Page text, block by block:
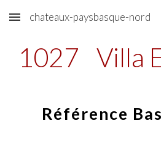
Skip to main content
chateaux-paysbasque-nord
1027 Villa
Référence